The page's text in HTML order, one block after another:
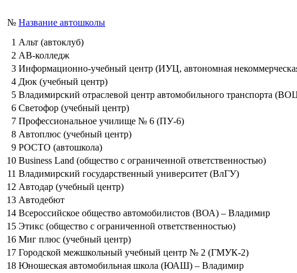
№ Название автошколы
1 Альт (автоклуб)
2 АВ-колледж
3 Информационно-учебный центр (ИУЦ, автономная
4 Дюк (учебный центр)
5 Владимирский отраслевой центр автомобильного транспорта
6 Светофор (учебный центр)
7 Профессиональное училище № 6 (ПУ-6)
8 Автоплюс (учебный центр)
9 РОСТО (автошкола)
10 Business Land (общество с ограниченной ответственностью)
11 Владимирский государственный университет (ВлГУ)
12 Автодар (учебный центр)
13 Автодебют
14 Всероссийское общество автомобилистов (ВОА) – Владимир
15 Этикс (общество с ограниченной ответственностью)
16 Миг плюс (учебный центр)
17 Городской межшкольный учебный центр № 2 (ГМУК-2)
18 Юношеская автомобильная школа (ЮАШ) – Владимир